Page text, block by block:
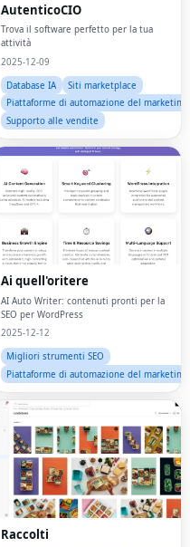
AutenticoCIO
Trova il software perfetto per la tua
attività
2025-12-09
Database IA
Siti marketplace
Piattaforme di automazione del marketing
Supporto alle vendite
Ai quell'oritere
AI Auto Writer: contenuti pronti per la
SEO per WordPress
2025-12-12
Migliori strumenti SEO
Piattaforme di automazione del marketing
Raccolti